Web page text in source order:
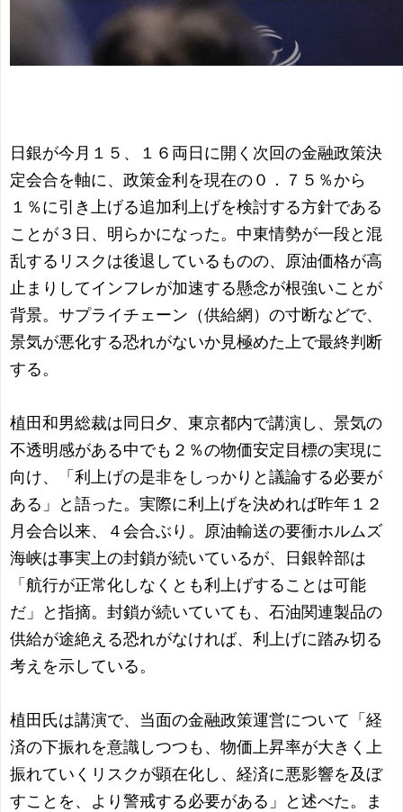
日銀が今月１５、１６両日に開く次回の金融政策決
定会合を軸に、政策金利を現在の０．７５％から
１％に引き上げる追加利上げを検討する方針である
ことが３日、明らかになった。中東情勢が一段と混
乱するリスクは後退しているものの、原油価格が高
止まりしてインフレが加速する懸念が根強いことが
背景。サプライチェーン（供給網）の寸断などで、
景気が悪化する恐れがないか見極めた上で最終判断
する。
植田和男総裁は同日夕、東京都内で講演し、景気の
不透明感がある中でも２％の物価安定目標の実現に
向け、「利上げの是非をしっかりと議論する必要が
ある」と語った。実際に利上げを決めれば昨年１２
月会合以来、４会合ぶり。原油輸送の要衝ホルムズ
海峡は事実上の封鎖が続いているが、日銀幹部は
「航行が正常化しなくとも利上げすることは可能
だ」と指摘。封鎖が続いていても、石油関連製品の
供給が途絶える恐れがなければ、利上げに踏み切る
考えを示している。
植田氏は講演で、当面の金融政策運営について「経
済の下振れを意識しつつも、物価上昇率が大きく上
振れていくリスクが顕在化し、経済に悪影響を及ぼ
すことを、より警戒する必要がある」と述べた。ま